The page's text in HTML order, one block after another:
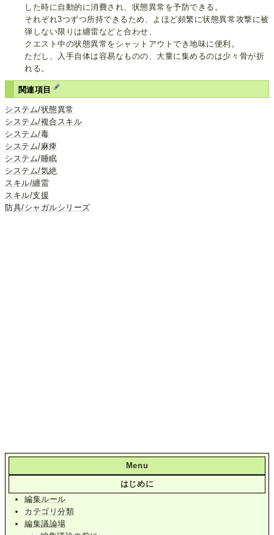
した時に自動的に消費され、状態異常を予防できる。
それぞれ3つずつ所持できるため、よほど頻繁に状態異常攻撃に被
弾しない限りは纏雷などと合わせ、
クエスト中の状態異常をシャットアウトでき地味に便利。
ただし、入手自体は容易なものの、大量に集めるのは少々骨が折
れる。
関連項目
システム/状態異常
システム/複合スキル
システム/毒
システム/麻痺
システム/睡眠
システム/気絶
スキル/纏雷
スキル/支援
防具/シャガルシリーズ
Menu
はじめに
編集ルール
カテゴリ分類
編集議論場